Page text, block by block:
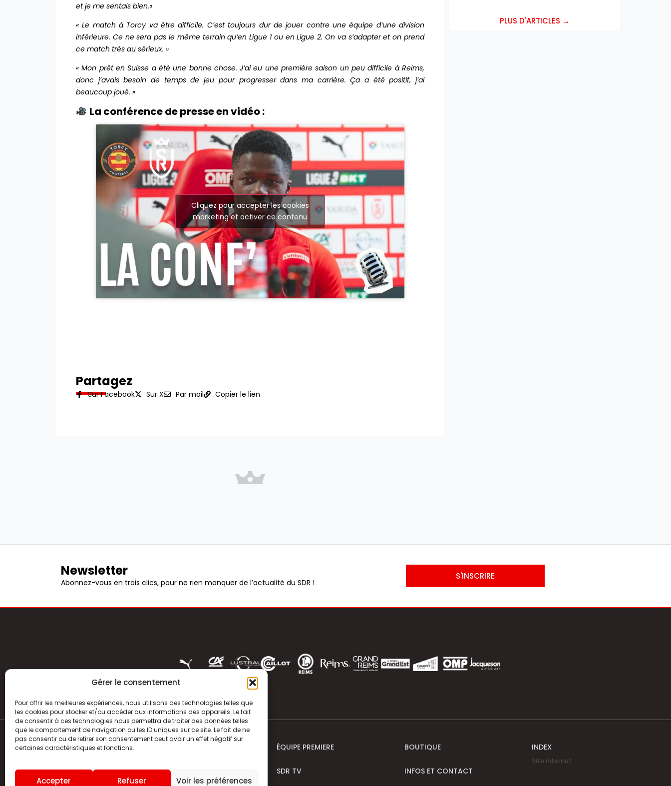
Gérer le consentement
Pour offrir les meilleures expériences, nous utilisons des technologies telles que
les cookies pour stocker et/ou accéder aux informations des appareils. Le fait
de consentir à ces technologies nous permettra de traiter des données telles
que le comportement de navigation ou les ID uniques sur ce site. Le fait de ne
pas consentir ou de retirer son consentement peut avoir un effet négatif sur
certaines caractéristiques et fonctions.
Accepter Refuser Voir les préférences
et je me sentais bien.«
« Le match à Torcy va être difficile. C’est toujours dur de jouer contre une équipe d’une division
inférieure. Ce ne sera pas le même terrain qu’en Ligue 1 ou en Ligue 2. On va s’adapter et on prend
ce match très au sérieux. »
« Mon prêt en Suisse a été une bonne chose. J’ai eu une première saison un peu difficile à Reims,
donc j’avais besoin de temps de jeu pour progresser dans ma carrière. Ça a été positif, j’ai
beaucoup joué. »
La conférence de presse en vidéo :
Cliquez pour accepter les cookies
marketing et activer ce contenu
Partagez
Sur Facebook Sur X Par mail Copier le lien
PLUS D'ARTICLES →
Newsletter
Abonnez-vous en trois clics, pour ne rien manquer de l’actualité du SDR !
S'INSCRIRE
HISTOIRE
ÉQUIPE PREMIERE
SDR TV
BOUTIQUE
INFOS ET CONTACT
INDEX
Site internet